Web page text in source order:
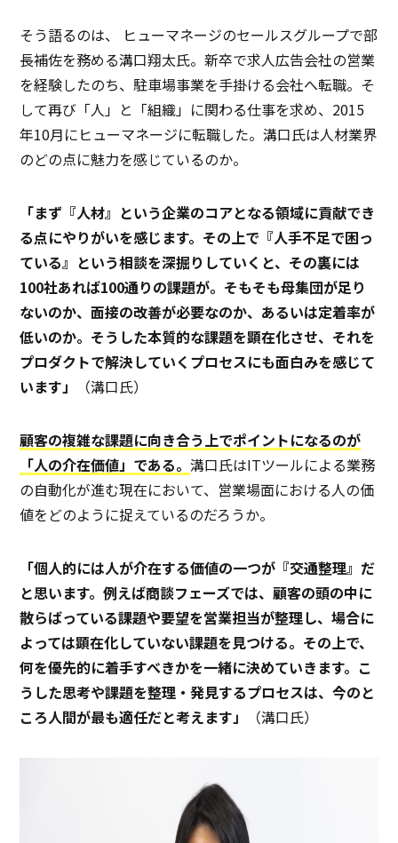
そう語るのは、 ヒューマネージのセールスグループで部
長補佐を務める溝口翔太氏。新卒で求人広告会社の営業
を経験したのち、駐車場事業を手掛ける会社へ転職。そ
して再び「人」と「組織」に関わる仕事を求め、2015
年10月にヒューマネージに転職した。溝口氏は人材業界
のどの点に魅力を感じているのか。
「まず『人材』という企業のコアとなる領域に貢献でき
る点にやりがいを感じます。その上で『人手不足で困っ
ている』という相談を深掘りしていくと、その裏には
100社あれば100通りの課題が。そもそも母集団が足り
ないのか、面接の改善が必要なのか、あるいは定着率が
低いのか。そうした本質的な課題を顕在化させ、それを
プロダクトで解決していくプロセスにも面白みを感じて
います」
（溝口氏）
顧客の複雑な課題に向き合う上でポイントになるのが
「人の介在価値」である。溝口氏はITツールによる業務
の自動化が進む現在において、営業場面における人の価
値をどのように捉えているのだろうか。
「個人的には人が介在する価値の一つが『交通整理』だ
と思います。例えば商談フェーズでは、顧客の頭の中に
散らばっている課題や要望を営業担当が整理し、場合に
よっては顕在化していない課題を見つける。その上で、
何を優先的に着手すべきかを一緒に決めていきます。こ
うした思考や課題を整理・発見するプロセスは、今のと
ころ人間が最も適任だと考えます」
（溝口氏）